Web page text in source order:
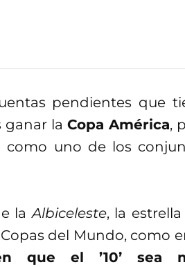
pendientes que
ganar la Copa América,
como uno de los
laAlbiceleste, la
del Mundo, como
que el ’10’ sea